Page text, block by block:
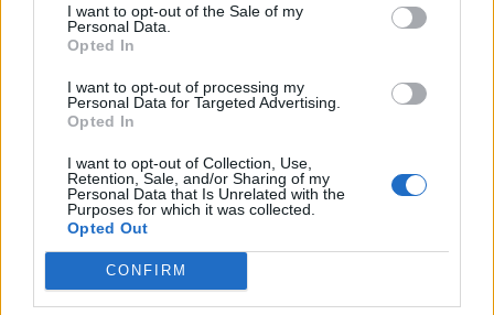
I want to opt-out of the Sale of my
Personal Data.
Opted In
I want to opt-out of processing my
Personal Data for Targeted Advertising.
Opted In
I want to opt-out of Collection, Use,
Retention, Sale, and/or Sharing of my
Personal Data that Is Unrelated with the
Purposes for which it was collected.
Opted Out
CONFIRM